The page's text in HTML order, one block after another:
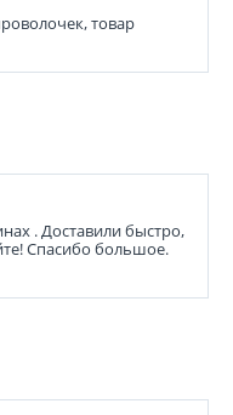
товар
. Доставили быстро,
Спасибо большое.